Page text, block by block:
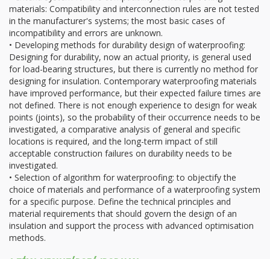
materials: Compatibility and interconnection rules are not tested
in the manufacturer's systems; the most basic cases of
incompatibility and errors are unknown.
• Developing methods for durability design of waterproofing:
Designing for durability, now an actual priority, is general used
for load-bearing structures, but there is currently no method for
designing for insulation. Contemporary waterproofing materials
have improved performance, but their expected failure times are
not defined. There is not enough experience to design for weak
points (joints), so the probability of their occurrence needs to be
investigated, a comparative analysis of general and specific
locations is required, and the long-term impact of still
acceptable construction failures on durability needs to be
investigated.
• Selection of algorithm for waterproofing: to objectify the
choice of materials and performance of a waterproofing system
for a specific purpose. Define the technical principles and
material requirements that should govern the design of an
insulation and support the process with advanced optimisation
methods.